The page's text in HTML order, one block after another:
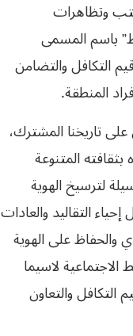
وتظاهرات
باسم المسمى
التكافل والتضامن
المنطقة.
تاريخنا المشترك،
المتنوعة
لترسيخ الهوية
التقاليد والعادات
والحفاظ على الهوية
الاجتماعية لاسيما
والتعاون